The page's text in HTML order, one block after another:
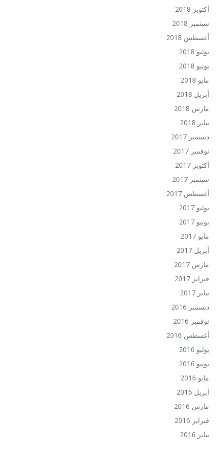
أكتوبر 2018
سبتمبر 2018
أغسطس 2018
يوليو 2018
يونيو 2018
مايو 2018
أبريل 2018
مارس 2018
يناير 2018
ديسمبر 2017
نوفمبر 2017
أكتوبر 2017
سبتمبر 2017
أغسطس 2017
يوليو 2017
يونيو 2017
مايو 2017
أبريل 2017
مارس 2017
فبراير 2017
يناير 2017
ديسمبر 2016
نوفمبر 2016
أغسطس 2016
يوليو 2016
يونيو 2016
مايو 2016
أبريل 2016
مارس 2016
فبراير 2016
يناير 2016